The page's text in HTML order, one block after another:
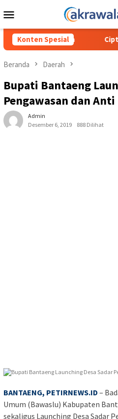
ke
Mobile
Konten Spesial
Ciptakan Kondusifitas Wilayah,
Beranda Daerah
Bupati Bantaeng
Pengawasan dan
Admin
Desember 6, 2019
888 Dilihat
BANTAENG, PETIRNEWS.ID –
Umum (Bawaslu) Kabupaten
sekaligus Launching Desa Sadar